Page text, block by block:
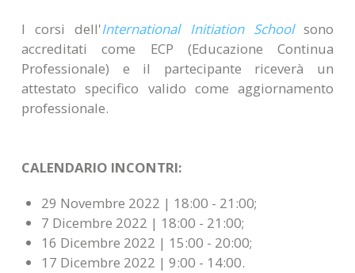
I corsi dell'International Initiation Schoolsono
accreditati come ECP (Educazione Continua
Professionale) e il partecipante riceverà un
attestato specifico valido come aggiornamento
professionale.
CALENDARIO INCONTRI:
29 Novembre 2022 | 18:00 - 21:00;
7 Dicembre 2022 | 18:00 - 21:00;
16 Dicembre 2022 | 15:00 - 20:00;
17 Dicembre 2022 | 9:00 - 14:00.